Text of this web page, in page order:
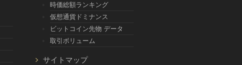
時価総額ランキング
仮想通貨ドミナンス
ビットコイン先物 データ
取引ボリューム
サイトマップ